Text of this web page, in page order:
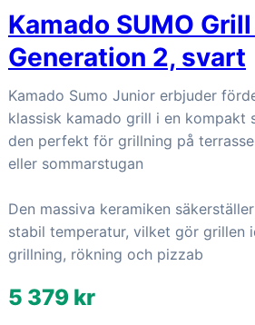
Kamado SUMO
Generation 2, svart
Kamado Sumo Junior erbjuder
klassisk kamado grill i en kompakt
den perfekt för grillning på
eller sommarstugan
Den massiva keramiken
stabil temperatur, vilket gör grillen
grillning, rökning och pizzab
5 379 kr